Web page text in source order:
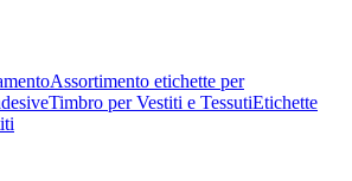
Assortimento etichette per
Timbro per Vestiti e TessutiEtichette